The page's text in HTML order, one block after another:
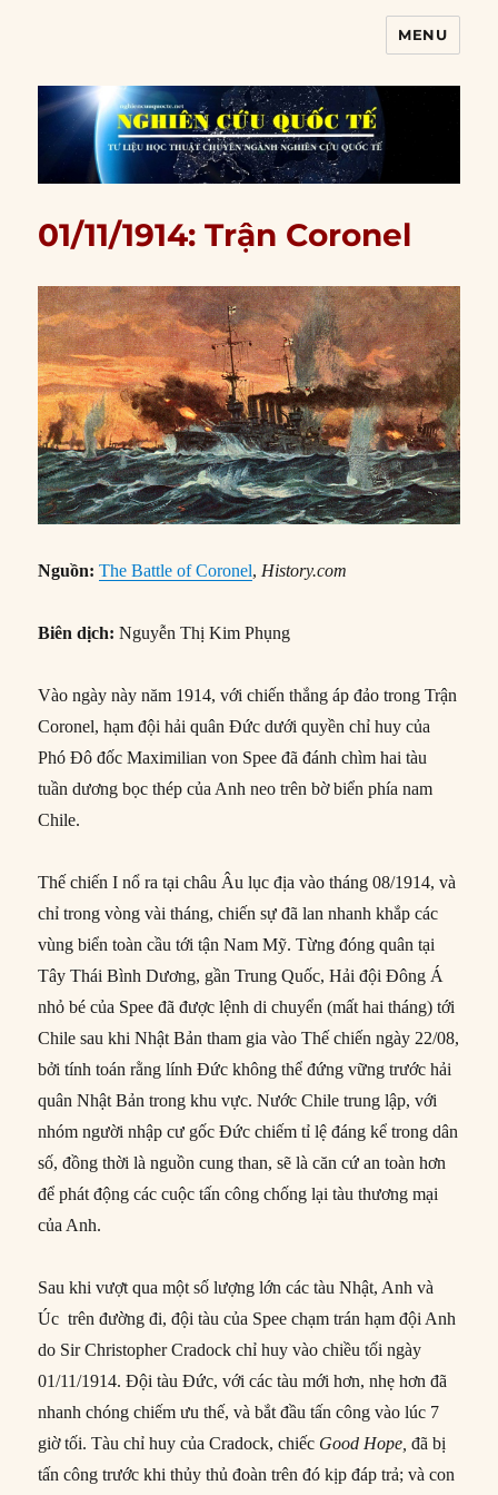
MENU
01/11/1914: Trận Coronel
Nguồn:The Battle of Coronel,History.com
Biên dịch: Nguyễn Thị Kim Phụng
Vào ngày này năm 1914, với chiến thắng áp đảo trong Trận
Coronel, hạm đội hải quân Đức dưới quyền chỉ huy của
Phó Đô đốc Maximilian von Spee đã đánh chìm hai tàu
tuần dương bọc thép của Anh neo trên bờ biển phía nam
Chile.
Thế chiến I nổ ra tại châu Âu lục địa vào tháng 08/1914, và
chỉ trong vòng vài tháng, chiến sự đã lan nhanh khắp các
vùng biển toàn cầu tới tận Nam Mỹ. Từng đóng quân tại
Tây Thái Bình Dương, gần Trung Quốc, Hải đội Đông Á
nhỏ bé của Spee đã được lệnh di chuyển (mất hai tháng) tới
Chile sau khi Nhật Bản tham gia vào Thế chiến ngày 22/08,
bởi tính toán rằng lính Đức không thể đứng vững trước hải
quân Nhật Bản trong khu vực. Nước Chile trung lập, với
nhóm người nhập cư gốc Đức chiếm tỉ lệ đáng kể trong dân
số, đồng thời là nguồn cung than, sẽ là căn cứ an toàn hơn
để phát động các cuộc tấn công chống lại tàu thương mại
của Anh.
Sau khi vượt qua một số lượng lớn các tàu Nhật, Anh và
Úc trên đường đi, đội tàu của Spee chạm trán hạm đội Anh
do Sir Christopher Cradock chỉ huy vào chiều tối ngày
01/11/1914. Đội tàu Đức, với các tàu mới hơn, nhẹ hơn đã
nhanh chóng chiếm ưu thế, và bắt đầu tấn công vào lúc 7
giờ tối. Tàu chỉ huy của Cradock, chiếc Good Hope, đã bị
tấn công trước khi thủy thủ đoàn trên đó kịp đáp trả; và con